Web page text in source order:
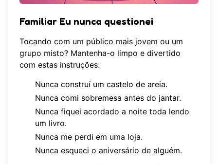
Familiar Eu nunca questionei
Tocando com um público mais jovem ou um
grupo misto? Mantenha-o limpo e divertido
com estas instruções:
Nunca construí um castelo de areia.
Nunca comi sobremesa antes do jantar.
Nunca fiquei acordado a noite toda lendo
um livro.
Nunca me perdi em uma loja.
Nunca esqueci o aniversário de alguém.